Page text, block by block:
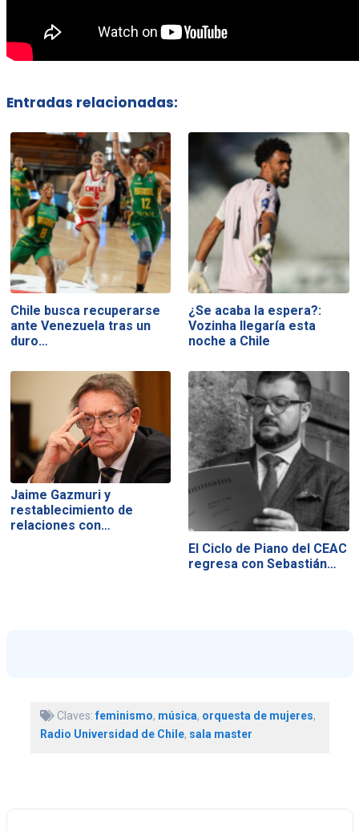
Entradas relacionadas:
Chile busca recuperarse
ante Venezuela tras un
duro…
¿Se acaba la espera?:
Vozinha llegaría esta
noche a Chile
Jaime Gazmuri y
restablecimiento de
relaciones con…
El Ciclo de Piano del CEAC
regresa con Sebastián…
Claves:feminismo, música, orquesta de mujeres,
Radio Universidad de Chile, sala master